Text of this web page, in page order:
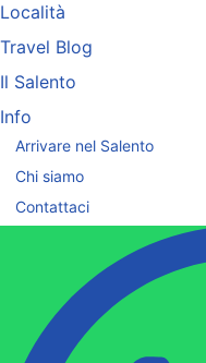
Località
Travel Blog
Il Salento
Info
Arrivare nel Salento
Chi siamo
Contattaci